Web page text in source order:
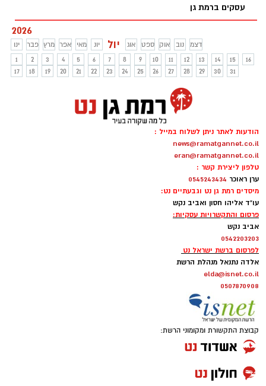
עסקים ברמת גן
2026
ינו פבר מרץ אפר מאי יונ יול אוג ספט אוק נוב
דצמ
1
2 3 4 5 6 7 8 9 10 11 12 13 14 15
16
17
18 19 20 21 22 23 24 25 26 27 28 29 30 31
הודעות לאתר ניתן לשלוח במייל :
news@ramatgannet.co.il
eran@ramatgannet.co.il
טלפון ליצירת קשר :
ערן ראוכר 0545243434
מיסדים רמת גן נט וגבעתיים נט:
עו"ד אליהו חסון ואביב נקש
פרסום והתקשרויות עסקיות:
אביב נקש
0542203203
לפרסום ברשת ישראל נט
אלדה נתנאל מנהלת הרשת
elda@isnet.co.il
0507870908
קבוצת התקשורת ומקומוני הרשת: